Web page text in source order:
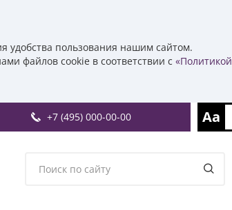
пользования нашим сайтом.
файлов cookie в соответствии с «Политикой
+7 (495) 000-00-00 Aa